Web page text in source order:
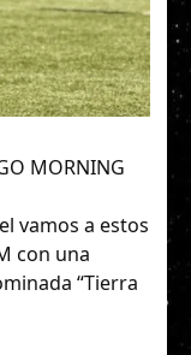
MORNING
vamos a estos
con una
“Tierra